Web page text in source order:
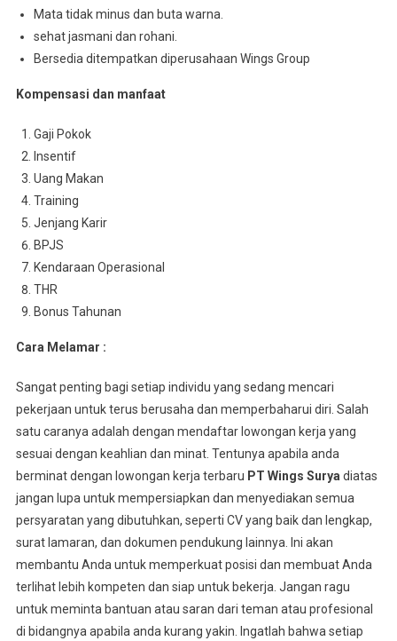
Mata tidak minus dan buta warna.
sehat jasmani dan rohani.
Bersedia ditempatkan diperusahaan Wings Group
Kompensasi dan manfaat
Gaji Pokok
Insentif
Uang Makan
Training
Jenjang Karir
BPJS
Kendaraan Operasional
THR
Bonus Tahunan
Cara Melamar :
Sangat penting bagi setiap individu yang sedang mencari
pekerjaan untuk terus berusaha dan memperbaharui diri. Salah
satu caranya adalah dengan mendaftar lowongan kerja yang
sesuai dengan keahlian dan minat. Tentunya apabila anda
berminat dengan lowongan kerja terbaru PT Wings Surya diatas
jangan lupa untuk mempersiapkan dan menyediakan semua
persyaratan yang dibutuhkan, seperti CV yang baik dan lengkap,
surat lamaran, dan dokumen pendukung lainnya. Ini akan
membantu Anda untuk memperkuat posisi dan membuat Anda
terlihat lebih kompeten dan siap untuk bekerja. Jangan ragu
untuk meminta bantuan atau saran dari teman atau profesional
di bidangnya apabila anda kurang yakin. Ingatlah bahwa setiap